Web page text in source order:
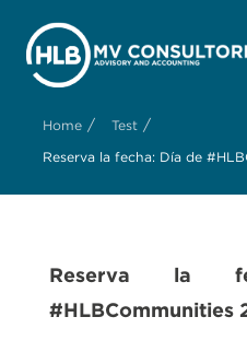
Home / Test /
Reserva la fecha: Día de
Reserva la
#HLBCommunities